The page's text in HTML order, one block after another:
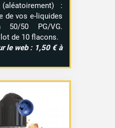
:
de vos e-liquides
50 PG/VG.
de 10 flacons.
le web : 1,50 € à